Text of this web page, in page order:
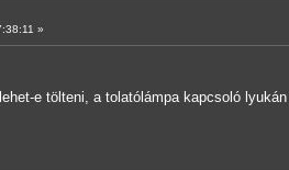
»
e tölteni, a tolatólámpa kapcsoló